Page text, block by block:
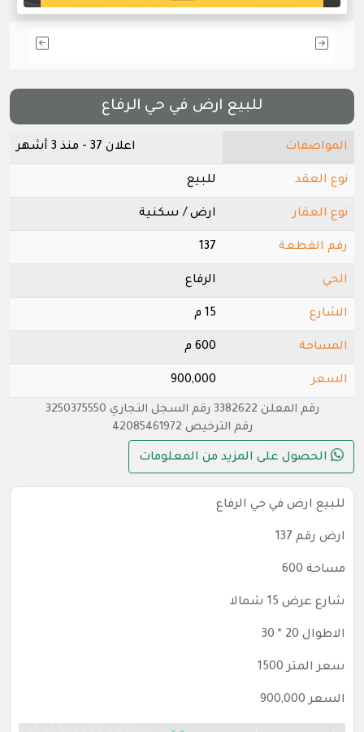
للبيع ارض في حي الرفاع
المواصفات اعلان 37 - منذ 3 أشهر
نوع العقد للبيع
نوع العقار ارض / سكنية
رقم القطعة 137
الحي الرفاع
الشارع 15 م
المساحة 600 م
السعر 900,000
رقم المعلن 3382622 رقم السجل التجاري 3250375550
رقم الترخيص 42085461972
الحصول على المزيد من المعلومات
للبيع ارض في حي الرفاع
ارض رقم 137
مساحة 600
شارع عرض 15 شمالا
الاطوال 20 * 30
سعر المتر 1500
السعر 900,000